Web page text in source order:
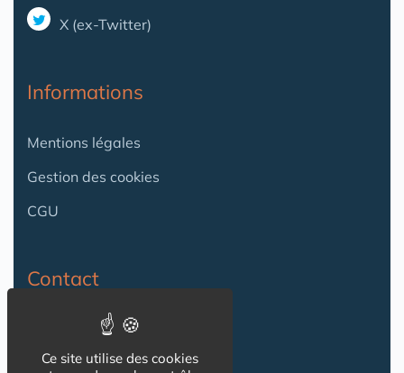
X (ex-Twitter)
Informations
Mentions légales
Gestion des cookies
CGU
Contact
Ce site utilise des cookies